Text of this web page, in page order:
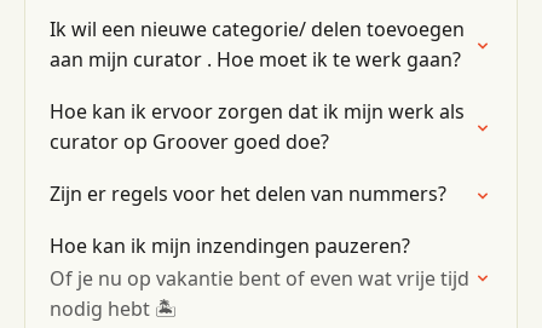
Ik wil een nieuwe categorie/ delen toevoegen
aan mijn curator . Hoe moet ik te werk gaan?
Hoe kan ik ervoor zorgen dat ik mijn werk als
curator op Groover goed doe?
Zijn er regels voor het delen van nummers?
Hoe kan ik mijn inzendingen pauzeren?
Of je nu op vakantie bent of even wat vrije tijd
nodig hebt 🏝️